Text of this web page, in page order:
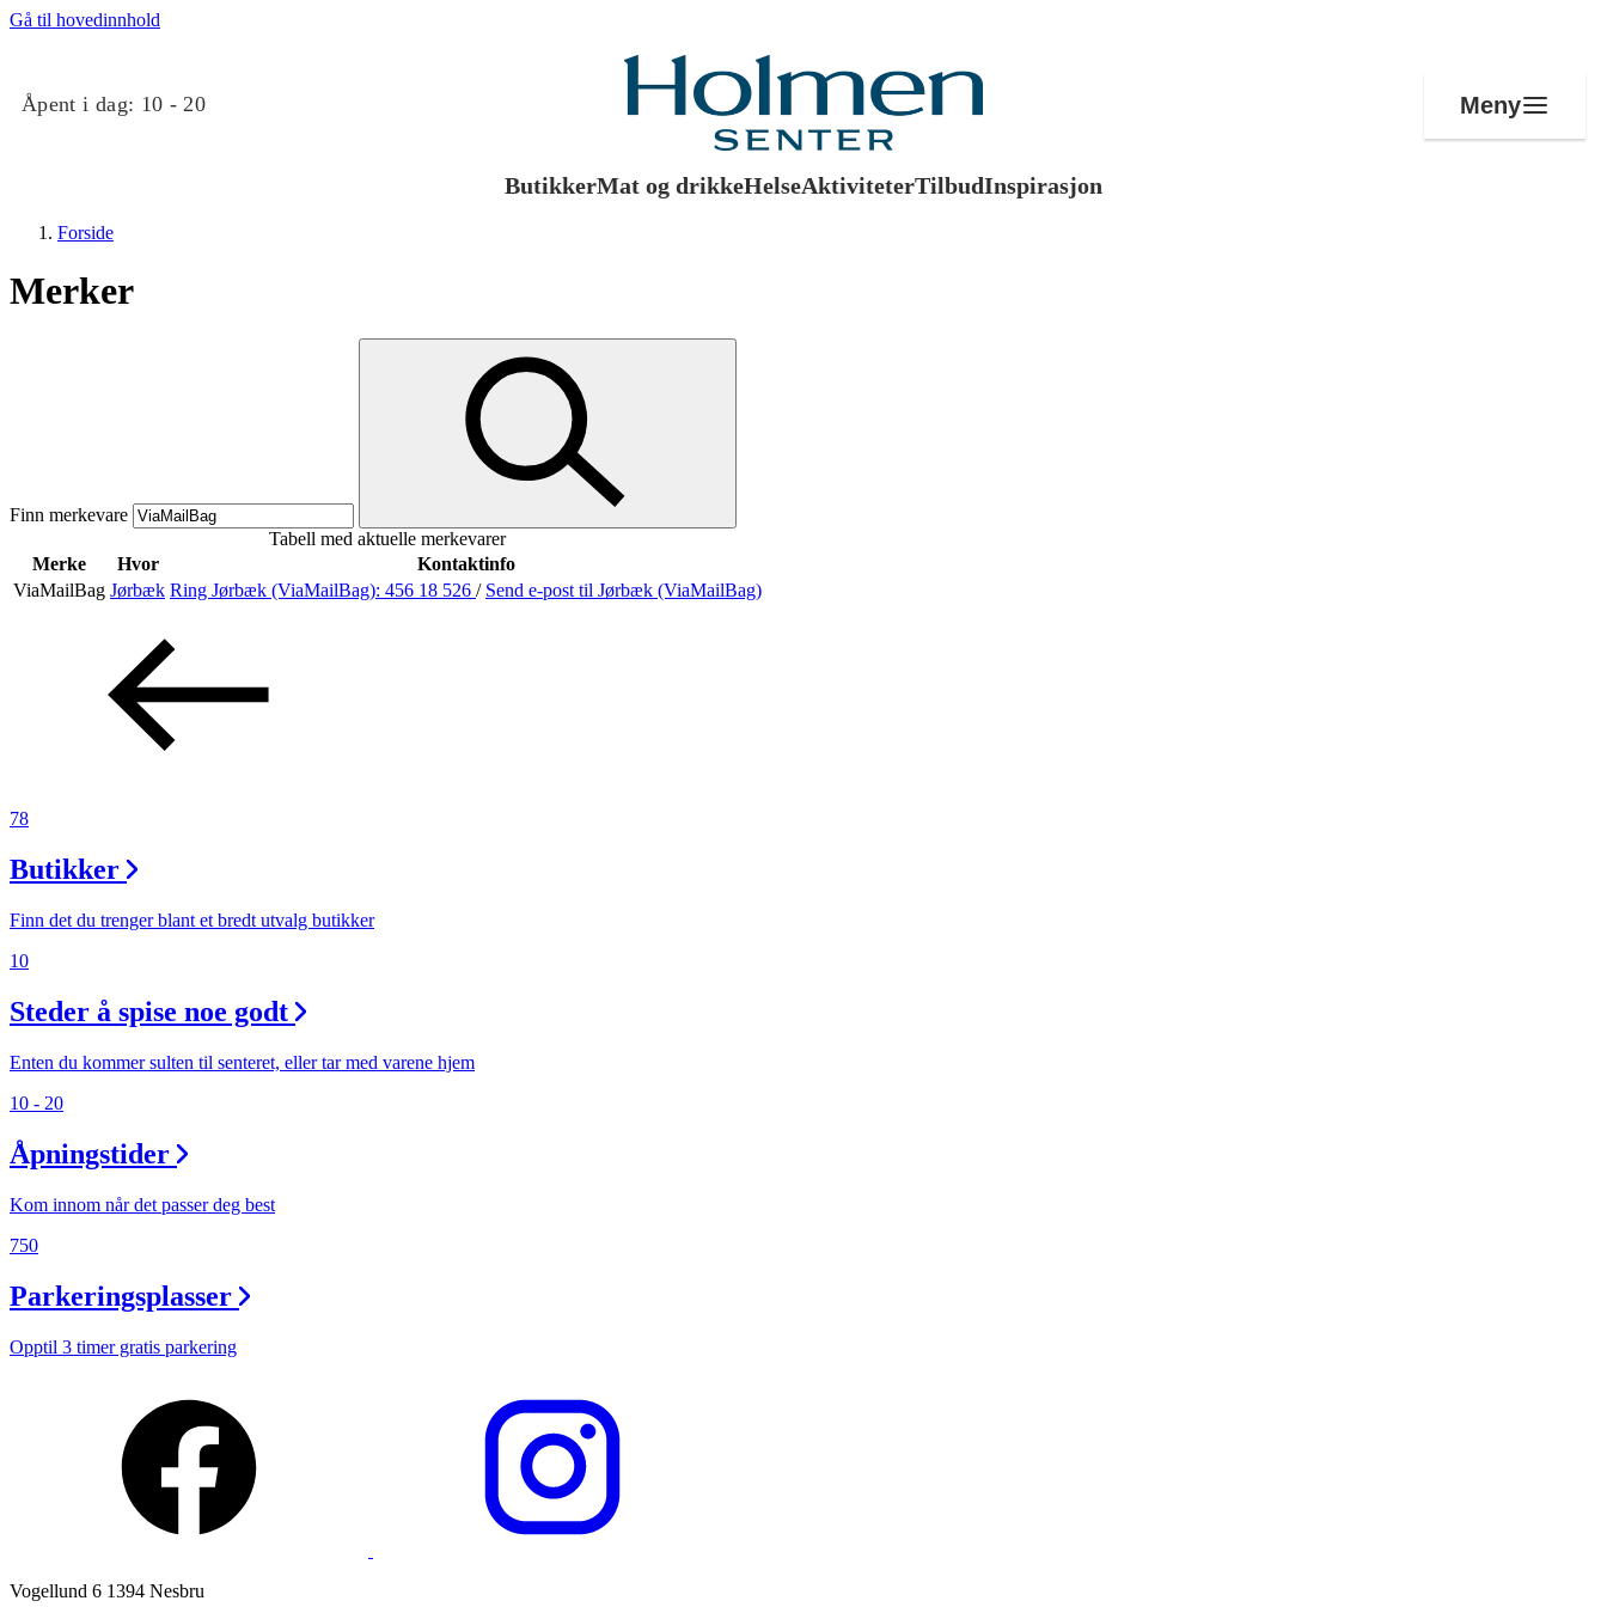
Gå til hovedinnhold
Åpent i dag: 10 - 20 Meny
ButikkerMat og drikkeHelseAktiviteterTilbudInspirasjon
Mat og drikke
Helse
Aktiviteter
Tilbud
Søk
Åpningstider
Praktisk informasjon
Magasin
Gavekort
Forside
Merker
Finn merkevare
Tabell med aktuelle merkevarer
Merke
Hvor
Kontaktinfo
ViaMailBag Jørbæk Ring Jørbæk (ViaMailBag): 456 18 526 / Send e-post til Jørbæk (ViaMailBag)
78
Butikker
Finn det du trenger blant et bredt utvalg butikker
10
Steder å spise noe godt
Enten du kommer sulten til senteret, eller tar med varene hjem
10 - 20
Åpningstider
Kom innom når det passer deg best
750
Parkeringsplasser
Opptil 3 timer gratis parkering
Vogellund 6 1394 Nesbru